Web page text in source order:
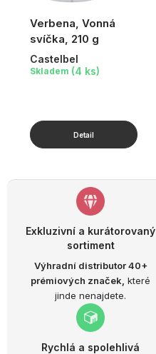
Verbena, Vonná
svíčka, 210 g
Castelbel
Skladem (4 ks)
Exkluzivní a kurátorovaný
sortiment
Výhradní distributor 40+
prémiových značek, které
jinde nenajdete.
Rychlá a spolehlivá